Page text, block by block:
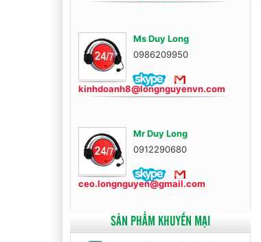
Ms Duy Long
0986209950
kinhdoanh8@longnguyenvn.com
Mr Duy Long
0912290680
ceo.longnguyen@gmail.com
SẢN PHẨM KHUYẾN MẠI